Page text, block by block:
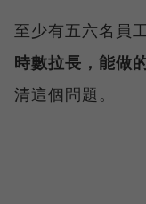
至少有五六名員
時數拉長，能做
清這個問題。